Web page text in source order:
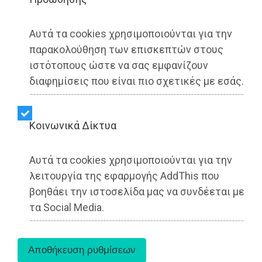
Αυτά τα cookies χρησιμοποιούνται για την
παρακολούθηση των επισκεπτών στους
ιστότοπους ώστε να σας εμφανίζουν
διαφημίσεις που είναι πιο σχετικές με εσάς.
Kοινωνικά Δίκτυα
Αυτά τα cookies χρησιμοποιούνται για την
λειτουργία της εφαρμογής AddThis που
βοηθάει την ιστοσελίδα μας να συνδέεται με
τα Social Media.
Ραφήνα - LIFESTYLE
Dimotisnews - 27/05/2025
Δωρεά Κεχαγιόγλου στον Σύλλογο Τριγλιανών
Ραφήνας